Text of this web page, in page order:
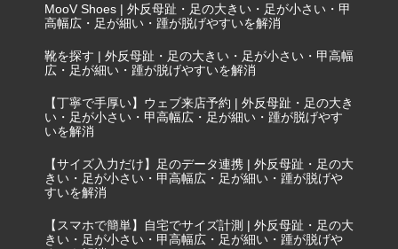
MooV Shoes | 外反母趾・足の大きい・足が小さい・甲
高幅広・足が細い・踵が脱げやすいを解消
靴を探す | 外反母趾・足の大きい・足が小さい・甲高幅
広・足が細い・踵が脱げやすいを解消
【丁寧で手厚い】ウェブ来店予約 | 外反母趾・足の大き
い・足が小さい・甲高幅広・足が細い・踵が脱げやす
いを解消
【サイズ入力だけ】足のデータ連携 | 外反母趾・足の大
きい・足が小さい・甲高幅広・足が細い・踵が脱げや
すいを解消
【スマホで簡単】自宅でサイズ計測 | 外反母趾・足の大
きい・足が小さい・甲高幅広・足が細い・踵が脱げや